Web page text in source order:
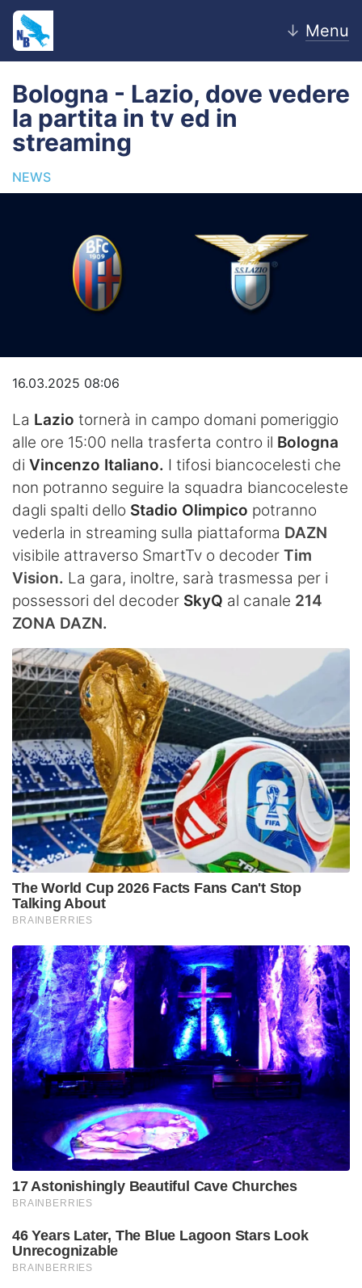
↓ Menu
Home
News
Pagelle
Settore Giovanile
Lazio Women
Video
Bologna - Lazio, dove vedere
la partita in tv ed in
streaming
NEWS
16.03.2025 08:06
La Lazio tornerà in campo domani pomeriggio
alle ore 15:00 nella trasferta contro il Bologna
di Vincenzo Italiano. I tifosi biancocelesti che
non potranno seguire la squadra biancoceleste
dagli spalti dello Stadio Olimpico potranno
vederla in streaming sulla piattaforma DAZN
visibile attraverso SmartTv o decoder Tim
Vision. La gara, inoltre, sarà trasmessa per i
possessori del decoder SkyQ al canale 214
ZONA DAZN.